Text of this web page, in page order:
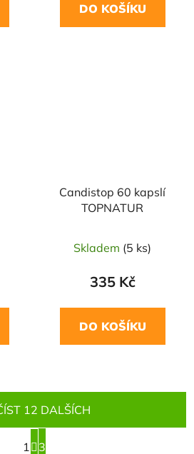
DO KOŠÍKU
Candistop 60 kapslí
TOPNATUR
Skladem (5 ks)
335 Kč
DO KOŠÍKU
12 DALŠÍCH
S
t
1
3